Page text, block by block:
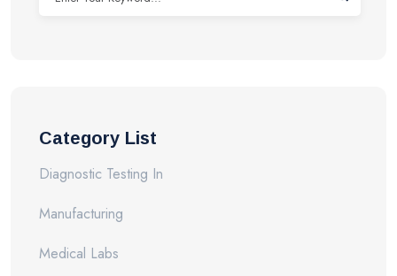
Category List
Diagnostic Testing In
Manufacturing
Medical Labs